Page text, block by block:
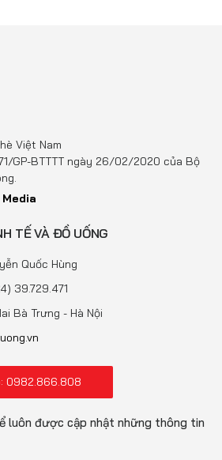
Việt Nam
GP-BTTTT ngày 26/02/2020 của Bộ
TẾ VÀ ĐỒ UỐNG
Quốc Hùng
39.729.471
Bà Trưng - Hà Nội
0982.866.808
luôn được cập nhật những thông tin